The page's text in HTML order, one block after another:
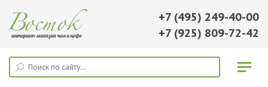
+7 (495) 249-40-00
+7 (925) 809-72-42